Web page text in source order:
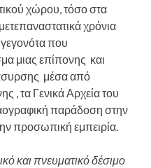
χώρου, τόσο στα
χρόνια
που
μιας επίπονης και
μέσα από
, τα Γενικά Αρχεία του
παράδοση στην
προσωπική εμπειρία.
και πνευματικό δέσιμο